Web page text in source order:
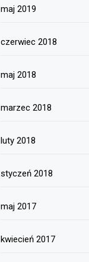
maj 2019
czerwiec 2018
maj 2018
marzec 2018
luty 2018
styczeń 2018
maj 2017
kwiecień 2017